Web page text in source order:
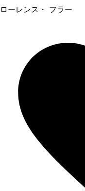
ローレンス・ フラー